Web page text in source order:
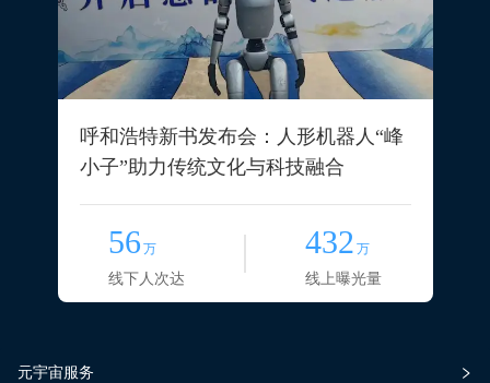
呼和浩特新书发布会：人形机器人“峰
小子”助力传统文化与科技融合
56 万
线下人次达
432 万
线上曝光量
元宇宙服务